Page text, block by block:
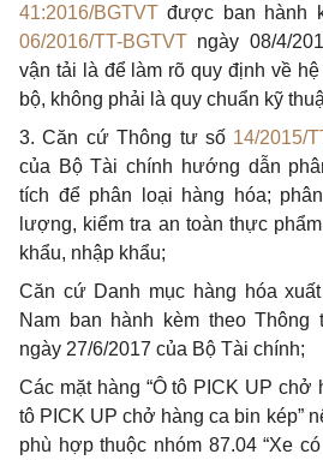
41:2016/BGTVT được ban hành
06/2016/TT-BGTVT ngày 08/4/
vận tải là để làm rõ quy định về
bộ, không phải là quy chuẩn kỹ
3. Căn cứ Thông tư số 14/2015/
của Bộ Tài chính hướng dẫn
tích để phân loại hàng hóa;
lượng, kiểm tra an toàn thực
khẩu, nhập khẩu;
Căn cứ Danh mục hàng hóa
Nam ban hành kèm theo Thông
ngày 27/6/2017 của Bộ Tài chính;
Các mặt hàng “Ô tô PICK UP chở
tô PICK UP chở hàng ca bin kép”
phù hợp thuộc nhóm 87.04 “Xe